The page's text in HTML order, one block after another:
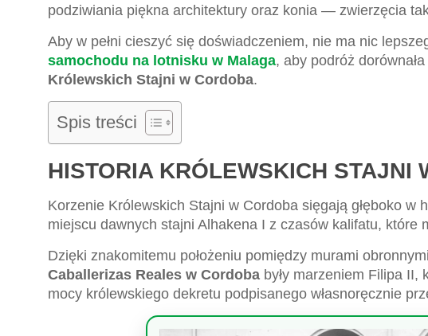
podziwiania piękna architektury oraz konia — zwierzęcia
Aby w pełni cieszyć się doświadczeniem, nie ma nic
samochodu na lotnisku w Malaga, aby podróż
Królewskich Stajni w Cordoba.
Spis treści
HISTORIA KRÓLEWSKICH STAJNI
Korzenie Królewskich Stajni w Cordoba sięgają głęboko w
miejscu dawnych stajni Alhakena I z czasów kalifatu, które
Dzięki znakomitemu położeniu pomiędzy murami
Caballerizas Reales w Cordoba były marzeniem Filipa II,
mocy królewskiego dekretu podpisanego własnoręcznie